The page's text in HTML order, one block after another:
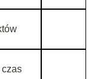
czas